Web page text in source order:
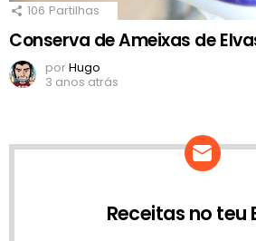
106 Partilhas
Conserva de Ameixas de
porHugo
3 anos atrás
Receitas no teu